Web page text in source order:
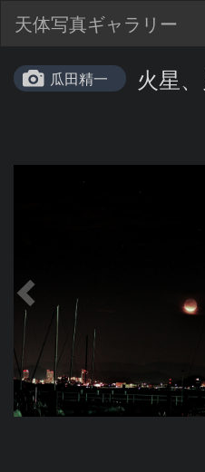
天体写真ギャラリー
瓜田精一 火星